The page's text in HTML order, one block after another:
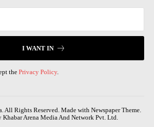
I WANT IN
thePrivacy Policy.
All Rights Reserved. Made with Newspaper Theme.
Khabar Arena Media And Network Pvt. Ltd.